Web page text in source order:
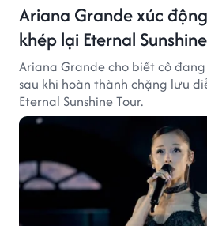
Ariana Grande xúc
khép lại Eternal
Ariana Grande cho biết cô
sau khi hoàn thành chặng lưu
Eternal Sunshine Tour.